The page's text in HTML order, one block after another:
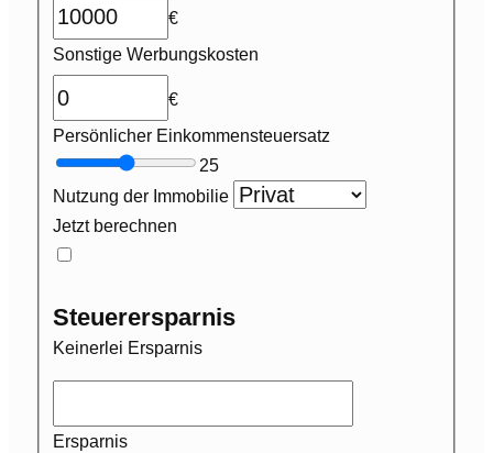
€
Sonstige Werbungskosten
€
Persönlicher Einkommensteuersatz
25
Nutzung der Immobilie
Jetzt berechnen
Steuerersparnis
Keinerlei Ersparnis
Ersparnis